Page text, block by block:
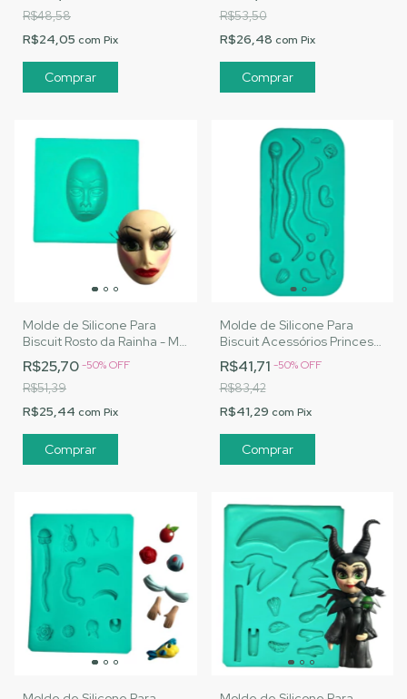
R$48,58
R$24,05 com Pix
R$53,50
R$26,48 com Pix
Molde de Silicone Para
Biscuit Rosto da Rainha - MJ
Artesanatos |Cód. A135
R$25,70-50%OFF
R$51,39
R$25,44 com Pix
Molde de Silicone Para
Biscuit Acessórios Princesa
e Vilã - MJ Artesanatos
|Cód. A136
R$41,71 -50%OFF
R$83,42
R$41,29 com Pix